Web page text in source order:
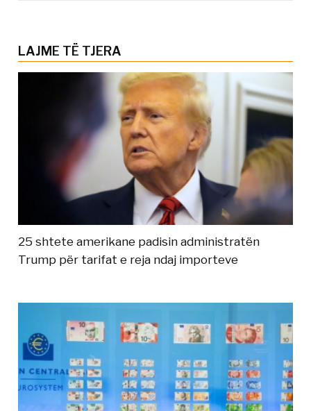
LAJME TË TJERA
25 shtete amerikane padisin administratën
Trump për tarifat e reja ndaj importeve